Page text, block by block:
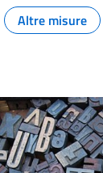
Altre misure